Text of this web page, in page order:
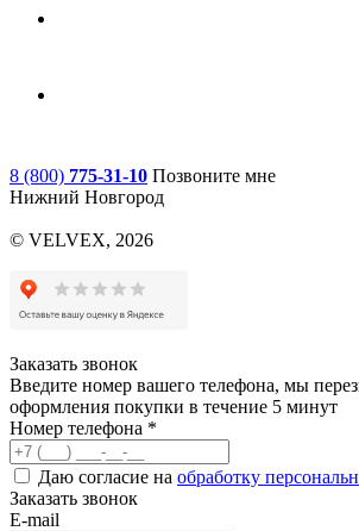
8 (800) 775-31-10 Позвоните мне
Нижний Новгород
© VELVEX, 2026
Заказать звонок
Введите номер вашего телефона, мы
оформления покупки в течение 5 минут
Номер телефона *
Даю согласие на обработку
Заказать звонок
E-mail